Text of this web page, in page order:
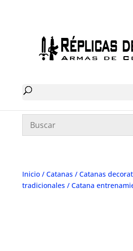
Inicio/ Catanas/ Catanas
tradicionales/ Catana